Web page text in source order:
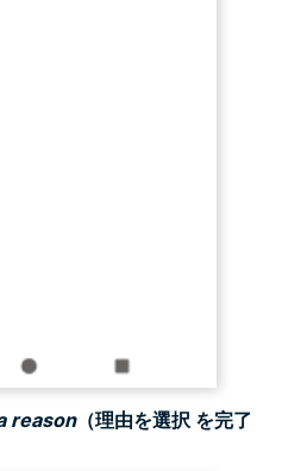
reason（理由を選択 を完了